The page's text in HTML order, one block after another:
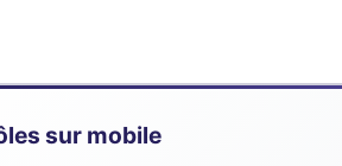
sur mobile